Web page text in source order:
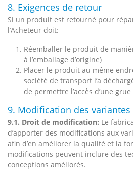
8. Exigences de retour
Si un produit est retourné pour
l’Acheteur doit:
Réemballer le produit de
à l’emballage d’origine)
Placer le produit au même
société de transport l’a
de permettre l’accès d’une
9. Modification des
9.1. Droit de modification: Le
d’apporter des modifications aux
afin d’en améliorer la qualité et la
modifications peuvent inclure des
conceptions améliorés.